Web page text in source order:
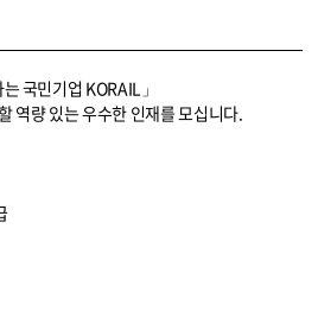
국민기업 KORAIL」
역량 있는 우수한 인재를 모십니다.